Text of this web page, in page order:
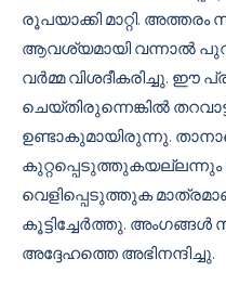
രൂപയാക്കി മാറ്റി. അത്തരം
ആവശ്യമായി വന്നാൽ
വർമ്മ വിശദീകരിച്ചു. ഈ
ചെയ്തിരുന്നെങ്കിൽ
ഉണ്ടാകുമായിരുന്നു.
കുറ്റപ്പെടുത്തുകയല്ലന്നും
വെളിപ്പെടുത്തുക
കൂട്ടിച്ചേർത്തു. അംഗങ്ങൾ
അദ്ദേഹത്തെ അഭിനന്ദിച്ചു.